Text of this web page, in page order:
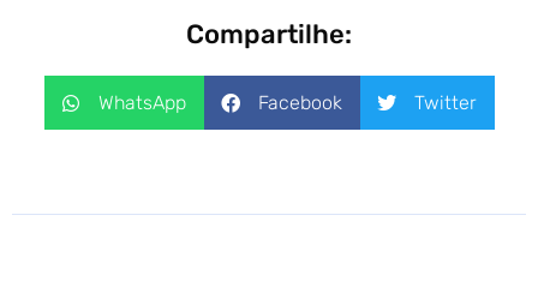
Compartilhe:
WhatsApp Facebook Twitter